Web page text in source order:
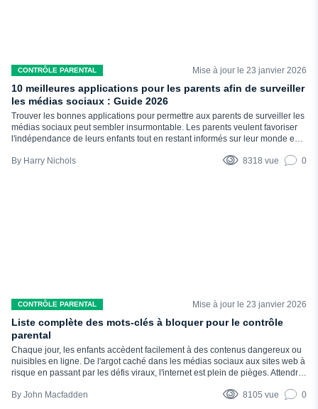
CONTRÔLE PARENTAL Mise à jour le 23 janvier 2026
10 meilleures applications pour les parents afin de surveiller
les médias sociaux : Guide 2026
Trouver les bonnes applications pour permettre aux parents de surveiller les
médias sociaux peut sembler insurmontable. Les parents veulent favoriser
l'indépendance de leurs enfants tout en restant informés sur leur monde en
jours sur 7. Il s'agit de créer un espace de sécurité, de conversation et de
Harry Nichols 8318 vue 0
CONTRÔLE PARENTAL Mise à jour le 23 janvier 2026
Liste complète des mots-clés à bloquer pour le contrôle
parental
Chaque jour, les enfants accèdent facilement à des contenus dangereux ou
nuisibles en ligne. De l'argot caché dans les médias sociaux aux sites web à
risque en passant par les défis viraux, l'internet est plein de pièges. Attendre
fois que le cheval s'est enfui. C'est pourquoi il est important de disposer
John Macfadden 8105 vue 0